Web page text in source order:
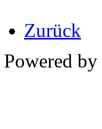
Zurück
Powered by